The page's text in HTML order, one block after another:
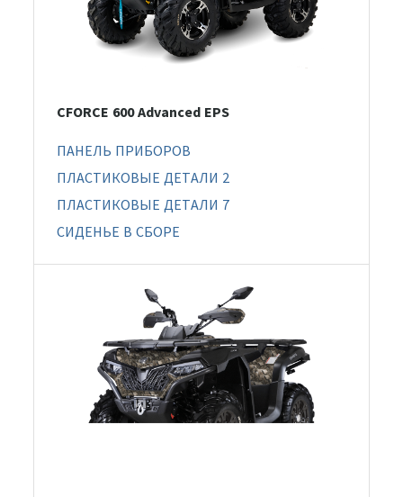
CFORCE 600 Advanced EPS
ПАНЕЛЬ ПРИБОРОВ
ПЛАСТИКОВЫЕ ДЕТАЛИ 2
ПЛАСТИКОВЫЕ ДЕТАЛИ 7
СИДЕНЬЕ В СБОРЕ